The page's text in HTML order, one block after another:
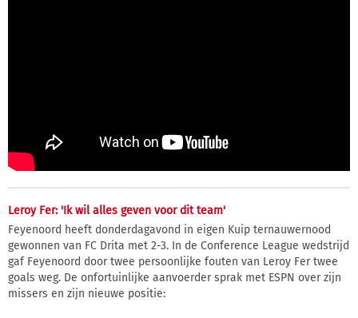
Leroy Fer: 'Ik wil alles geven voor dit team'
Feyenoord heeft donderdagavond in eigen Kuip ternauwernood
gewonnen van FC Drita met 2-3. In de Conference League wedstrijd
gaf Feyenoord door twee persoonlijke fouten van Leroy Fer twee
goals weg. De onfortuinlijke aanvoerder sprak met ESPN over zijn
missers en zijn nieuwe positie: